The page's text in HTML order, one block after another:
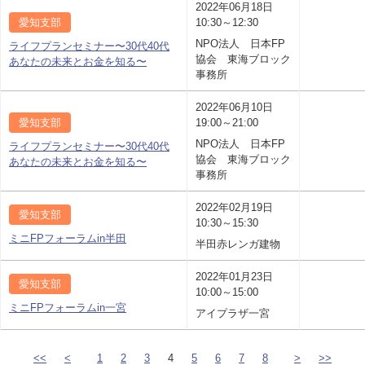
愛知支部
ライフプランセミナー〜30代40代
あなたの未来とお金を知る〜
2022年06月18日
10:30～12:30
NPO法人 日本FP
協会 東海ブロック
事務所
愛知支部
ライフプランセミナー〜30代40代
あなたの未来とお金を知る〜
2022年06月10日
19:00～21:00
NPO法人 日本FP
協会 東海ブロック
事務所
愛知支部
ミニFPフォーラムin半田
2022年02月19日
10:30～15:30
半田赤レンガ建物
愛知支部
ミニFPフォーラムin一宮
2022年01月23日
10:00～15:00
アイプラザ一宮
<< < 1 2 3 4 5 6 7 8 > >>